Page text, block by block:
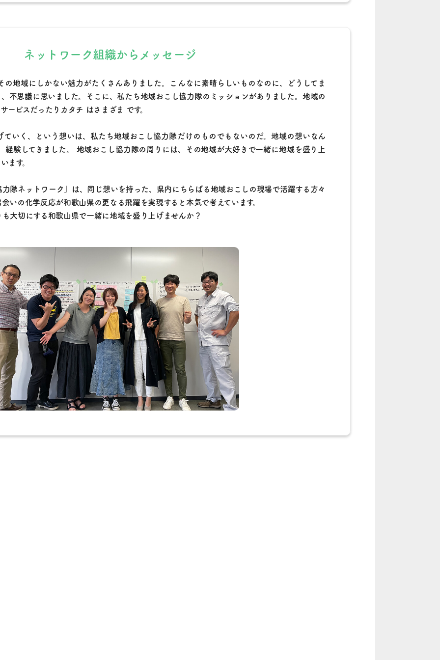
ネットワーク組織から メッセージ
地域にしかない魅力がたくさんありました。こんなに素晴らしいものなのに、どうしてま
不思議に思いました。そこに、私たち地域おこし協力隊のミッションがありました。地域の
ービスだったりカタチ はさまざま です。
ていく、という想いは、私たち地域おこし協力隊だけのものでもないのだ。地域の想いなん
経験してきました。 地域おこし協力隊の周りには、その地域が大好きで一緒に地域を盛り上
ます。
隊ネットワーク」は、同じ想いを持った、県内にちらばる地域おこしの現場で活躍する方々
いの化学反応が和歌山県の更なる飛躍を実現すると本気で考えています。
大切にする和歌山県で一緒に地域を盛り上げませんか？